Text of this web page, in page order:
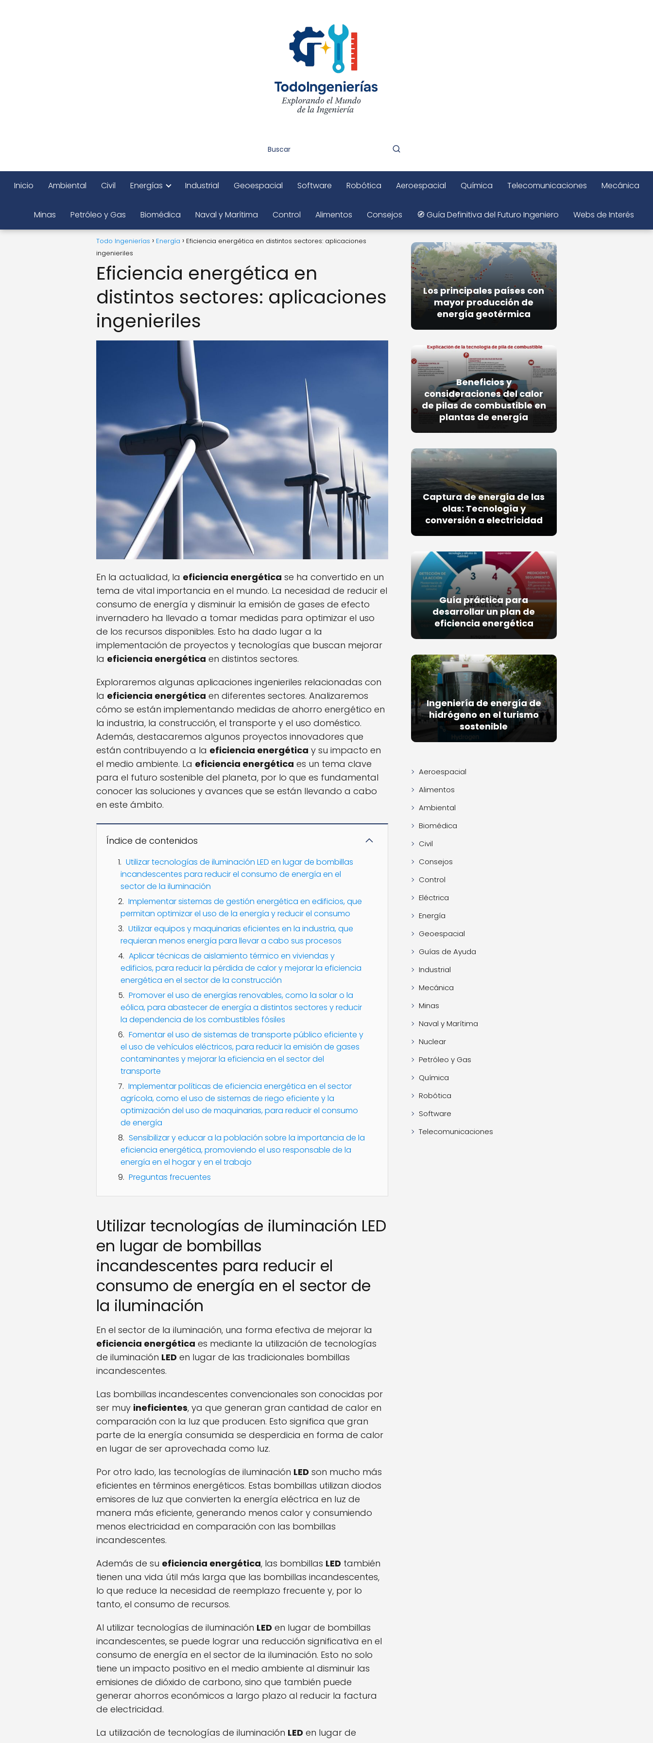
Inicio Ambiental Civil Energías Industrial Geoespacial Software Robótica Aeroespacial Química Telecomunicaciones Mecánica
Minas Petróleo y Gas Biomédica Naval y Marítima Control Alimentos Consejos 🧭 Guía Definitiva del Futuro Ingeniero Webs de Interés
Todo Ingenierías Energía
Eficiencia energética en distintos sectores: aplicaciones
ingenieriles
Eficiencia energética en
distintos sectores: aplicaciones
ingenieriles
En la actualidad, la eficiencia energética se ha convertido en un
tema de vital importancia en el mundo. La necesidad de reducir el
consumo de energía y disminuir la emisión de gases de efecto
invernadero ha llevado a tomar medidas para optimizar el uso
de los recursos disponibles. Esto ha dado lugar a la
implementación de proyectos y tecnologías que buscan mejorar
la eficiencia energética en distintos sectores.
Exploraremos algunas aplicaciones ingenieriles relacionadas con
la eficiencia energética en diferentes sectores. Analizaremos
cómo se están implementando medidas de ahorro energético en
la industria, la construcción, el transporte y el uso doméstico.
Además, destacaremos algunos proyectos innovadores que
están contribuyendo a la eficiencia energética y su impacto en
el medio ambiente. La eficiencia energética es un tema clave
para el futuro sostenible del planeta, por lo que es fundamental
conocer las soluciones y avances que se están llevando a cabo
en este ámbito.
Índice de contenidos
Utilizar tecnologías de iluminación LED en lugar de bombillas
incandescentes para reducir el consumo de energía en el
sector de la iluminación
Implementar sistemas de gestión energética en edificios, que
permitan optimizar el uso de la energía y reducir el consumo
Utilizar equipos y maquinarias eficientes en la industria, que
requieran menos energía para llevar a cabo sus procesos
Aplicar técnicas de aislamiento térmico en viviendas y
edificios, para reducir la pérdida de calor y mejorar la eficiencia
energética en el sector de la construcción
Promover el uso de energías renovables, como la solar o la
eólica, para abastecer de energía a distintos sectores y reducir
la dependencia de los combustibles fósiles
Fomentar el uso de sistemas de transporte público eficiente y
el uso de vehículos eléctricos, para reducir la emisión de gases
contaminantes y mejorar la eficiencia en el sector del
transporte
Implementar políticas de eficiencia energética en el sector
agrícola, como el uso de sistemas de riego eficiente y la
optimización del uso de maquinarias, para reducir el consumo
de energía
Sensibilizar y educar a la población sobre la importancia de la
eficiencia energética, promoviendo el uso responsable de la
energía en el hogar y en el trabajo
Preguntas frecuentes
Utilizar tecnologías de iluminación LED
en lugar de bombillas
incandescentes para reducir el
consumo de energía en el sector de
la iluminación
En el sector de la iluminación, una forma efectiva de mejorar la
eficiencia energética es mediante la utilización de tecnologías
de iluminación LED en lugar de las tradicionales bombillas
incandescentes.
Las bombillas incandescentes convencionales son conocidas por
ser muy ineficientes, ya que generan gran cantidad de calor en
comparación con la luz que producen. Esto significa que gran
parte de la energía consumida se desperdicia en forma de calor
en lugar de ser aprovechada como luz.
Por otro lado, las tecnologías de iluminación LED son mucho más
eficientes en términos energéticos. Estas bombillas utilizan diodos
emisores de luz que convierten la energía eléctrica en luz de
manera más eficiente, generando menos calor y consumiendo
menos electricidad en comparación con las bombillas
incandescentes.
Además de su eficiencia energética, las bombillas LED también
tienen una vida útil más larga que las bombillas incandescentes,
lo que reduce la necesidad de reemplazo frecuente y, por lo
tanto, el consumo de recursos.
Al utilizar tecnologías de iluminación LED en lugar de bombillas
incandescentes, se puede lograr una reducción significativa en el
consumo de energía en el sector de la iluminación. Esto no solo
tiene un impacto positivo en el medio ambiente al disminuir las
emisiones de dióxido de carbono, sino que también puede
generar ahorros económicos a largo plazo al reducir la factura
de electricidad.
La utilización de tecnologías de iluminación LED en lugar de
Los principales países con
mayor producción de
energía geotérmica
Beneficios y
consideraciones del calor
de pilas de combustible en
plantas de energía
Captura de energía de las
olas: Tecnología y
conversión a electricidad
Guía práctica para
desarrollar un plan de
eficiencia energética
Ingeniería de energía de
hidrógeno en el turismo
sostenible
Aeroespacial
Alimentos
Ambiental
Biomédica
Civil
Consejos
Control
Eléctrica
Energía
Geoespacial
Guías de Ayuda
Industrial
Mecánica
Minas
Naval y Marítima
Nuclear
Petróleo y Gas
Química
Robótica
Software
Telecomunicaciones